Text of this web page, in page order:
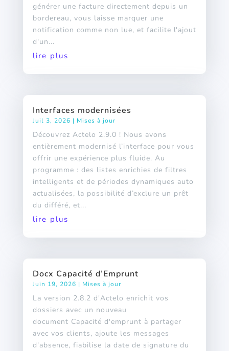
générer une facture directement depuis un
bordereau, vous laisse marquer une
notification comme non lue, et facilite l'ajout
d'un...
lire plus
Interfaces modernisées
Juil 3, 2026 | Mises à jour
Découvrez Actelo 2.9.0 ! Nous avons
entièrement modernisé l’interface pour vous
offrir une expérience plus fluide. Au
programme : des listes enrichies de filtres
intelligents et de périodes dynamiques auto
actualisées, la possibilité d’exclure un prêt
du différé, et...
lire plus
Docx Capacité d’Emprunt
Juin 19, 2026 | Mises à jour
La version 2.8.2 d'Actelo enrichit vos
dossiers avec un nouveau
document Capacité d'emprunt à partager
avec vos clients, ajoute les messages
d'absence, fiabilise la date de signature du